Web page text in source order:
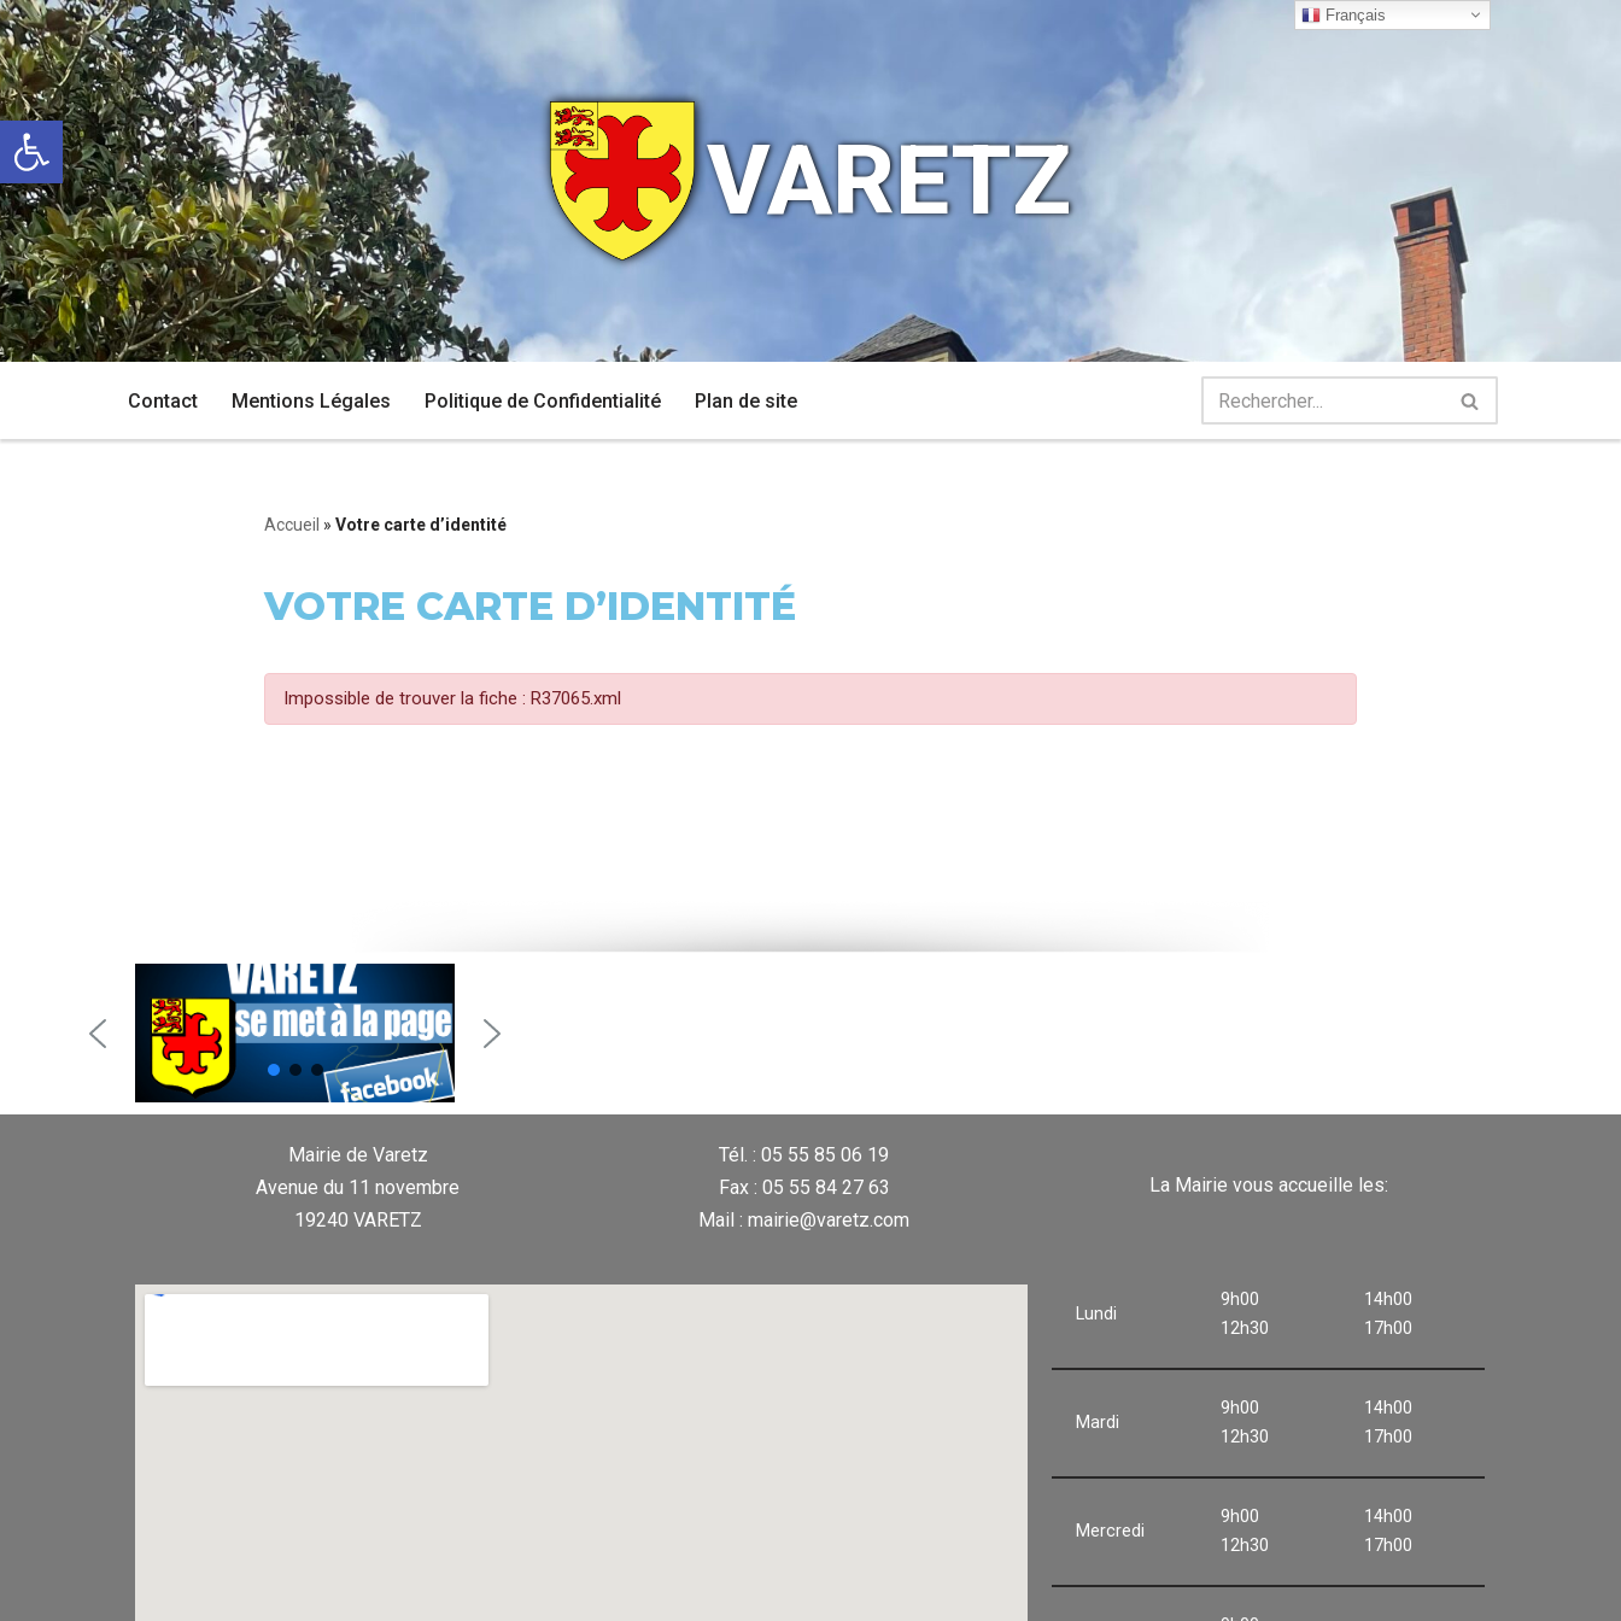
Ouvrir la barre d’outils
Aller
au
contenu
VARETZ
Contact Mentions Légales Politique de Confidentialité Plan de site
Accueil » Votre carte d’identité
VOTRE CARTE D’IDENTITÉ
Impossible de trouver la fiche : R37065.xml
Mairie de Varetz
Avenue du 11 novembre
19240 VARETZ
Tél. : 05 55 85 06 19
Fax : 05 55 84 27 63
Mail : mairie@varetz.com
La Mairie vous accueille les:
Lundi
9h00
12h30
14h00
17h00
Mardi
9h00
12h30
14h00
17h00
Mercredi
9h00
12h30
14h00
17h00
Français